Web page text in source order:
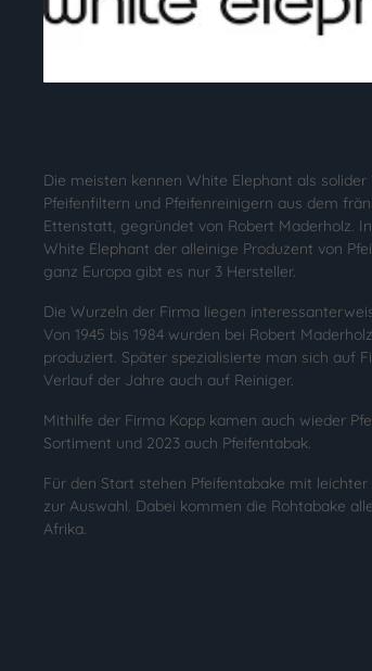
Die meisten kennen White Elephant als solider
Pfeifenfiltern und Pfeifenreinigern aus dem
Ettenstatt, gegründet von Robert Maderholz.
White Elephant der alleinige Produzent von
ganz Europa gibt es nur 3 Hersteller.
Die Wurzeln der Firma liegen
Von 1945 bis 1984 wurden bei Robert
produziert. Später spezialisierte man sich auf
Verlauf der Jahre auch auf Reiniger.
Mithilfe der Firma Kopp kamen auch wieder
Sortiment und 2023 auch Pfeifentabak.
Für den Start stehen Pfeifentabake mit
zur Auswahl. Dabei kommen die Rohtabake
Afrika.